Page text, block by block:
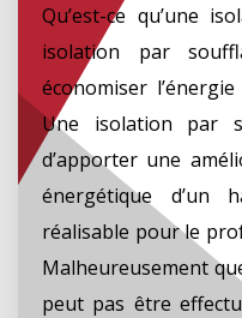
Qu’est-ce qu’une
isolation par
économiser
Une isolation par
d’apporter une
énergétique d’un
réalisable pour le
Malheureusement
peut pas être